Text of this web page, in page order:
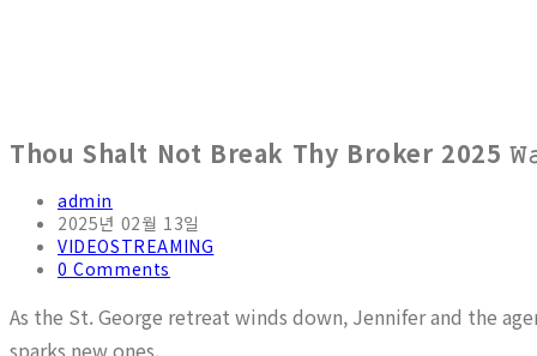
Thou Shalt Not Break Thy Broker 2025
admin
2025년 02월 13일
VIDEOSTREAMING
0 Comments
As the St. George retreat winds down, Jennifer and the
sparks new ones.